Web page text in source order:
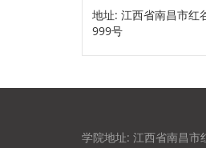
地址: 江西省南昌市红
999号
学院地址: 江西省南昌市